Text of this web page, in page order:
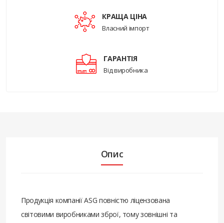
КРАЩА ЦІНА
Власний імпорт
ГАРАНТІЯ
Від виробника
Опис
Продукція компанії ASG повністю ліцензована
світовими виробниками зброї, тому зовнішні та